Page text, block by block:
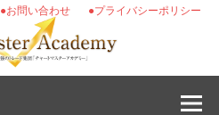
●プライバシーポリシー
●お問い合わせ